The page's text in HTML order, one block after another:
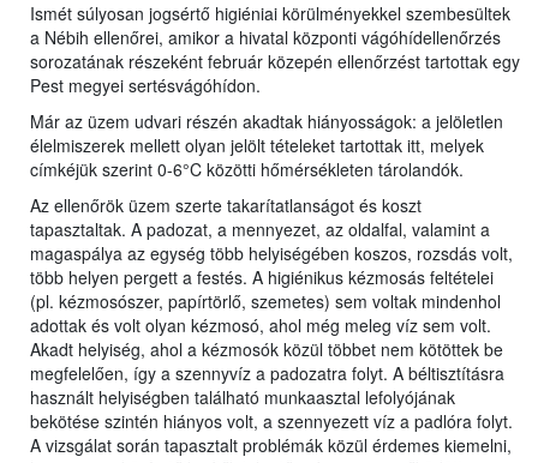
Ismét súlyosan jogsértő higiéniai körülményekkel szembesültek
a Nébih ellenőrei, amikor a hivatal központi vágóhídellenőrzés
sorozatának részeként február közepén ellenőrzést tartottak egy
Pest megyei sertésvágóhídon.
Már az üzem udvari részén akadtak hiányosságok: a jelöletlen
élelmiszerek mellett olyan jelölt tételeket tartottak itt, melyek
címkéjük szerint 0-6°C közötti hőmérsékleten tárolandók.
Az ellenőrök üzem szerte takarítatlanságot és koszt
tapasztaltak. A padozat, a mennyezet, az oldalfal, valamint a
magaspálya az egység több helyiségében koszos, rozsdás volt,
több helyen pergett a festés. A higiénikus kézmosás feltételei
(pl. kézmosószer, papírtörlő, szemetes) sem voltak mindenhol
adottak és volt olyan kézmosó, ahol még meleg víz sem volt.
Akadt helyiség, ahol a kézmosók közül többet nem kötöttek be
megfelelően, így a szennyvíz a padozatra folyt. A béltisztításra
használt helyiségben található munkaasztal lefolyójának
bekötése szintén hiányos volt, a szennyezett víz a padlóra folyt.
A vizsgálat során tapasztalt problémák közül érdemes kiemelni,